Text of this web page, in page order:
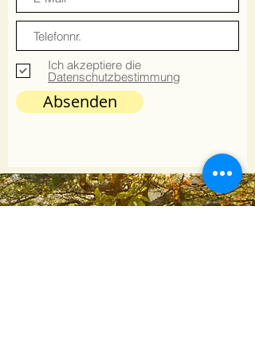
Ich akzeptiere die
Datenschutzbestimmung
Absenden